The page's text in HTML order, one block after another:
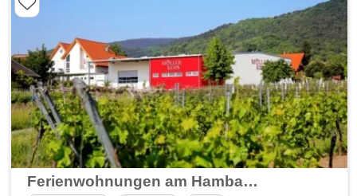
Ferienwohnungen am Hambacher Schlossberg & Weingut Müller-Kern